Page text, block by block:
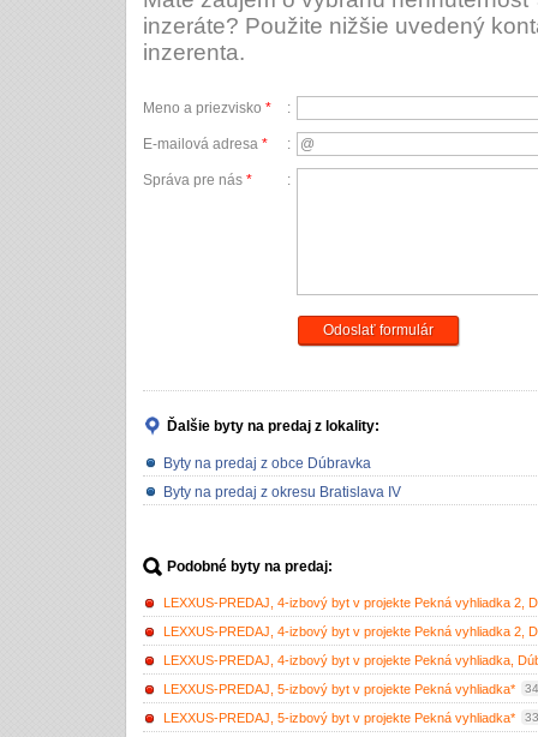
inzeráte? Použite nižšie uvedený
inzerenta.
Meno a priezvisko * :
E-mailová adresa * :
Správa pre nás * :
Odoslať formulár
Ďalšie byty na predaj z lokality:
Byty na predaj z obce Dúbravka
Byty na predaj z okresu Bratislava IV
Podobné byty na predaj:
LEXXUS-PREDAJ, 4-izbový byt v projekte Pekná vyhliadka 2,
LEXXUS-PREDAJ, 4-izbový byt v projekte Pekná vyhliadka 2,
LEXXUS-PREDAJ, 4-izbový byt v projekte Pekná vyhliadka,
LEXXUS-PREDAJ, 5-izbový byt v projekte Pekná vyhliadka*
LEXXUS-PREDAJ, 5-izbový byt v projekte Pekná vyhliadka*